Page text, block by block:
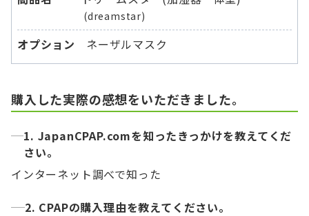
(dreamstar)
オプション ネーザルマスク
購入した実際の感想をいただきました。
1. JapanCPAP.comを知ったきっかけを教えてくだ
さい。
インターネット調べで知った
2. CPAPの購入理由を教えてください。